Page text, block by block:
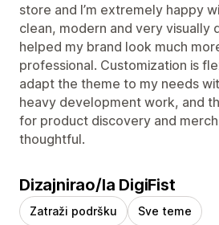
store and I’m extremely happy
clean, modern and very visually
helped my brand look much
professional. Customization is
adapt the theme to my needs
heavy development work, and
for product discovery and
thoughtful.
Dizajnirao/la DigiFist
Zatraži podršku Sve teme